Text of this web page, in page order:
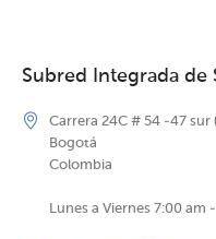
Subred Integrada de
Carrera 24C # 54 -47 sur
Bogotá
Colombia
Lunes a Viernes 7:00 am